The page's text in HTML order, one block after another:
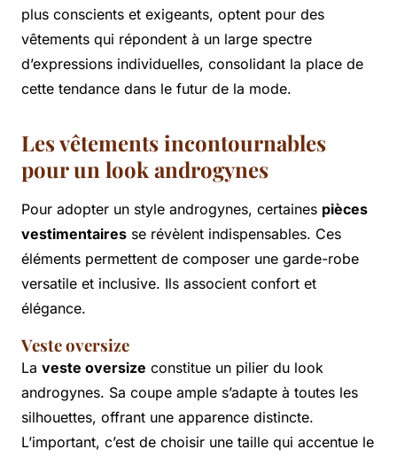
plus conscients et exigeants, optent pour des
vêtements qui répondent à un large spectre
d’expressions individuelles, consolidant la place de
cette tendance dans le futur de la mode.
Les vêtements incontournables
pour un look androgynes
Pour adopter un style androgynes, certaines pièces
vestimentaires se révèlent indispensables. Ces
éléments permettent de composer une garde-robe
versatile et inclusive. Ils associent confort et
élégance.
Veste oversize
La veste oversize constitue un pilier du look
androgynes. Sa coupe ample s’adapte à toutes les
silhouettes, offrant une apparence distincte.
L’important, c’est de choisir une taille qui accentue le